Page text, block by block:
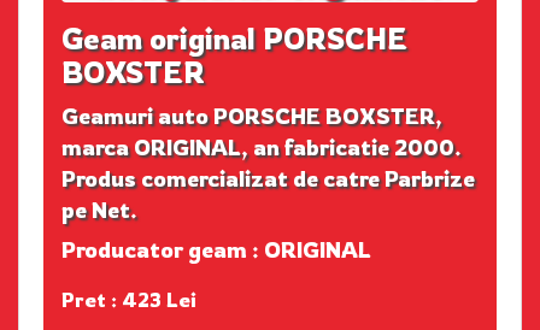
Geam original PORSCHE
BOXSTER
Geamuri auto PORSCHE BOXSTER,
marca ORIGINAL, an fabricatie 2000.
Produs comercializat de catre Parbrize
pe Net.
Producator geam : ORIGINAL
Pret : 423 Lei